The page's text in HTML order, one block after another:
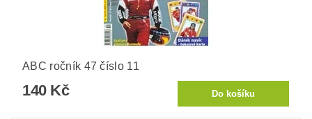
ABC ročník 47 číslo 11
140 Kč